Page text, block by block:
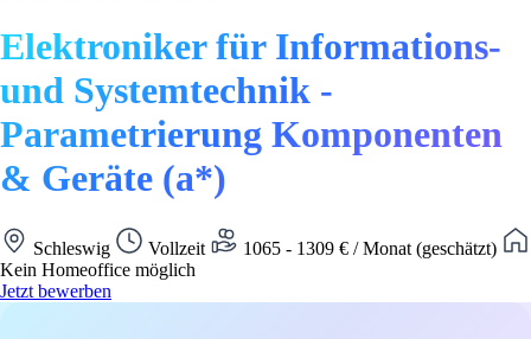
Elektroniker für Informations-
und Systemtechnik -
Parametrierung Komponenten
& Geräte (a*)
Schleswig Vollzeit
1065 - 1309 € / Monat (geschätzt)
Kein Homeoffice möglich
Jetzt bewerben